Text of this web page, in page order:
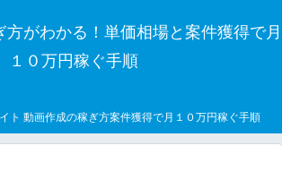
方がわかる！単価相場と案件獲得で月
１０万円稼ぐ手順
ト 動画作成の稼ぎ方案件獲得で月１０万円稼ぐ手順